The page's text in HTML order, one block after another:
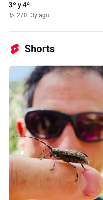
3º y 4º
270 3y ago
Shorts